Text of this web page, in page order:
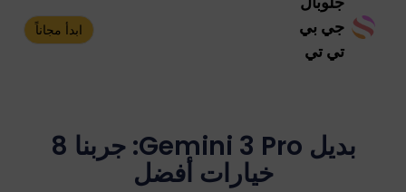
جي بي
تي تي
ابدأ مجاناً
بديل Gemini 3 Pro: جربنا 8
خيارات أفضل